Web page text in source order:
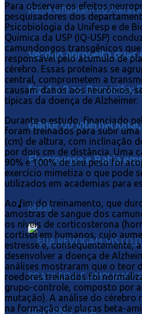
Verdão aproveita duas
faz 4 a 0 no Barradão;
diante do
Fluminense e Bahia
Brasil
Para observar os efeitos
pesquisadores dos
Psicobiologia da Unifesp e de
Química da USP (IQ-USP)
camundongos transgênicos
responsável pelo acúmulo de
cérebro. Essas proteínas se
central, comprometem a
causam danos aos neurônios,
típicas da doença de Alzheimer.
Durante o estudo, financiado
foram treinados para subir
(cm) de altura, com inclinação
por dois cm de distância. Uma
90% e 100% de seu peso foi
exercício mimetiza o que pode
utilizados em academias para
Ao fim do treinamento, que
amostras de sangue dos
os níveis de corticosterona
cortisol em humanos, cujo
estresse e, consequentemente,
desenvolver a doença de
análises mostraram que o teor
roedores treinados foi
grupo-controle, composto por
mutação). A análise do cérebro
na formação de placas beta-